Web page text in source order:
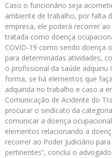
Caso o funcionário seja
ambiente de trabalho, por falta
empresa, ele poderá recorrer
tratada como doença
COVID-19 como sendo doença
para determinadas atividades,
o profissional da saúde adquiriu
forma, se há elementos que
adquirida no trabalho e caso a
Comunicação de Acidente do
procurar o sindicato da
comunicar a doença
elementos relacionando a
recorrer ao Poder Judiciário
pertinentes”, conclui o